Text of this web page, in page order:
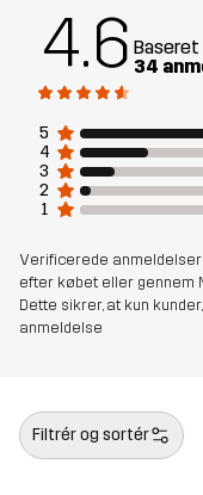
4.6 Baseret
34
5
4
3
2
1
Verificerede
efter købet eller gennem
Dette sikrer, at kun
anmeldelse
Filtrér og sortér